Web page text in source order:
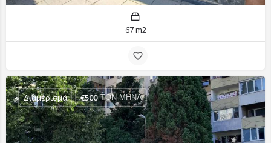
67 m2
Διαμέρισμα €500 ΤΟΝ ΜΗΝΑ